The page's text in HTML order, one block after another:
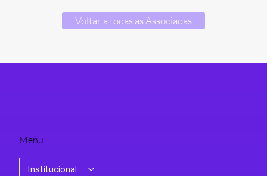
Voltar a todas as Associadas
Menu
Institucional